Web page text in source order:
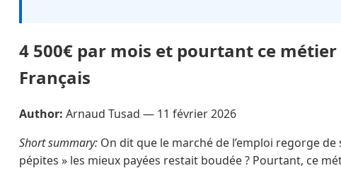
4 500€ par mois et pourtant ce
Français
Author: Arnaud Tusad — 11 février 2026
Short summary: On dit que le marché de l’emploi regorge
pépites » les mieux payées restait boudée ? Pourtant, ce